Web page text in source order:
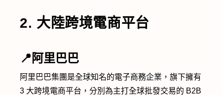
2. 大陸跨境電商平台
📍阿里巴巴
阿里巴巴集團是全球知名的電子商務企業，旗下擁有
3 大跨境電商平台，分別為主打全球批發交易的 B2B